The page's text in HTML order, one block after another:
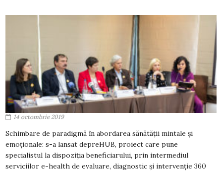
14 octombrie 2019
Schimbare de paradigmă în abordarea sănătății mintale și
emoționale: s-a lansat depreHUB, proiect care pune
specialistul la dispoziția beneficiarului, prin intermediul
serviciilor e-health de evaluare, diagnostic și intervenție 360